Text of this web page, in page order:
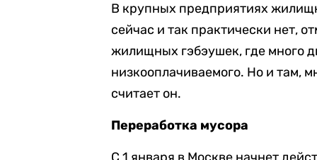
В крупных предприятиях
сейчас и так практически нет,
жилищных гэбэушек, где много
низкооплачиваемого. Но и там,
считает он.
Переработка мусора